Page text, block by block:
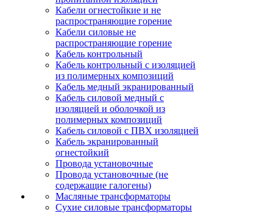
Кабели огнестойкие и не
распространяющие горение
Кабели силовые не
распространяющие горение
Кабель контрольный
Кабель контрольный с изоляцией
из полимерных композиций
Кабель медный экранированный
Кабель силовой медный с
изоляцией и оболочкой из
полимерных композиций
Кабель силовой с ПВХ изоляцией
Кабель экранированный
огнестойкий
Провода установочные
Провода установочные (не
содержащие галогены)
Масляные трансформаторы
Сухие силовые трансформаторы